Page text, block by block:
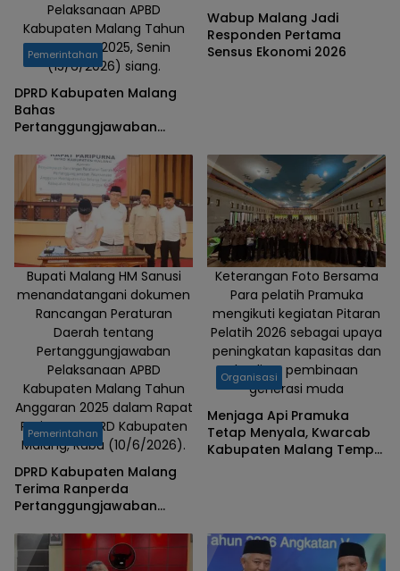
Pelaksanaan APBD
Kabupaten Malang Tahun
Anggaran 2025, Senin
(15/6/2026) siang.
Pemerintahan
DPRD Kabupaten Malang
Bahas
Pertanggungjawaban
Wabup Malang Jadi
Responden Pertama
Sensus Ekonomi 2026
Bupati Malang HM Sanusi
menandatangani dokumen
Rancangan Peraturan
Daerah tentang
Pertanggungjawaban
Pelaksanaan APBD
Kabupaten Malang Tahun
Anggaran 2025 dalam Rapat
Paripurna DPRD Kabupaten
Malang, Rabu (10/6/2026).
Pemerintahan
DPRD Kabupaten Malang
Terima Ranperda
Pertanggungjawaban
Keterangan Foto Bersama
Para pelatih Pramuka
mengikuti kegiatan Pitaran
Pelatih 2026 sebagai upaya
peningkatan kapasitas dan
kualitas pembinaan
generasi muda
Organisasi
Menjaga Api Pramuka
Tetap Menyala, Kwarcab
Kabupaten Malang Tempa